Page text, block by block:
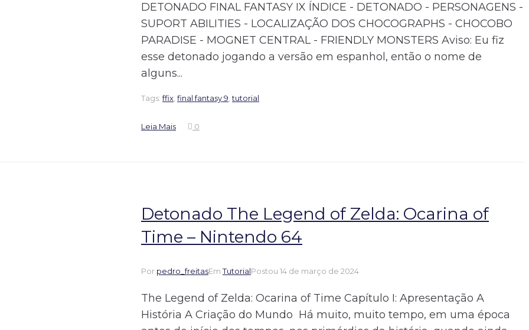
DETONADO FINAL FANTASY IX ÍNDICE - DETONADO - PERSONAGENS -
SUPORT ABILITIES - LOCALIZAÇÃO DOS CHOCOGRAPHS - CHOCOBO
PARADISE - MOGNET CENTRAL - FRIENDLY MONSTERS Aviso: Eu fiz
esse detonado jogando a versão em espanhol, então o nome de
alguns...
Tags:ffix final fantasy 9 ,tutorial
Leia Mais 0
Detonado The Legend of Zelda: Ocarina of
Time – Nintendo 64
Por pedro_freitasEmTutorialPostou 14 de março de 2024
The Legend of Zelda: Ocarina of Time Capítulo I: Apresentação A
História A Criação do Mundo Há muito, muito tempo, em uma época